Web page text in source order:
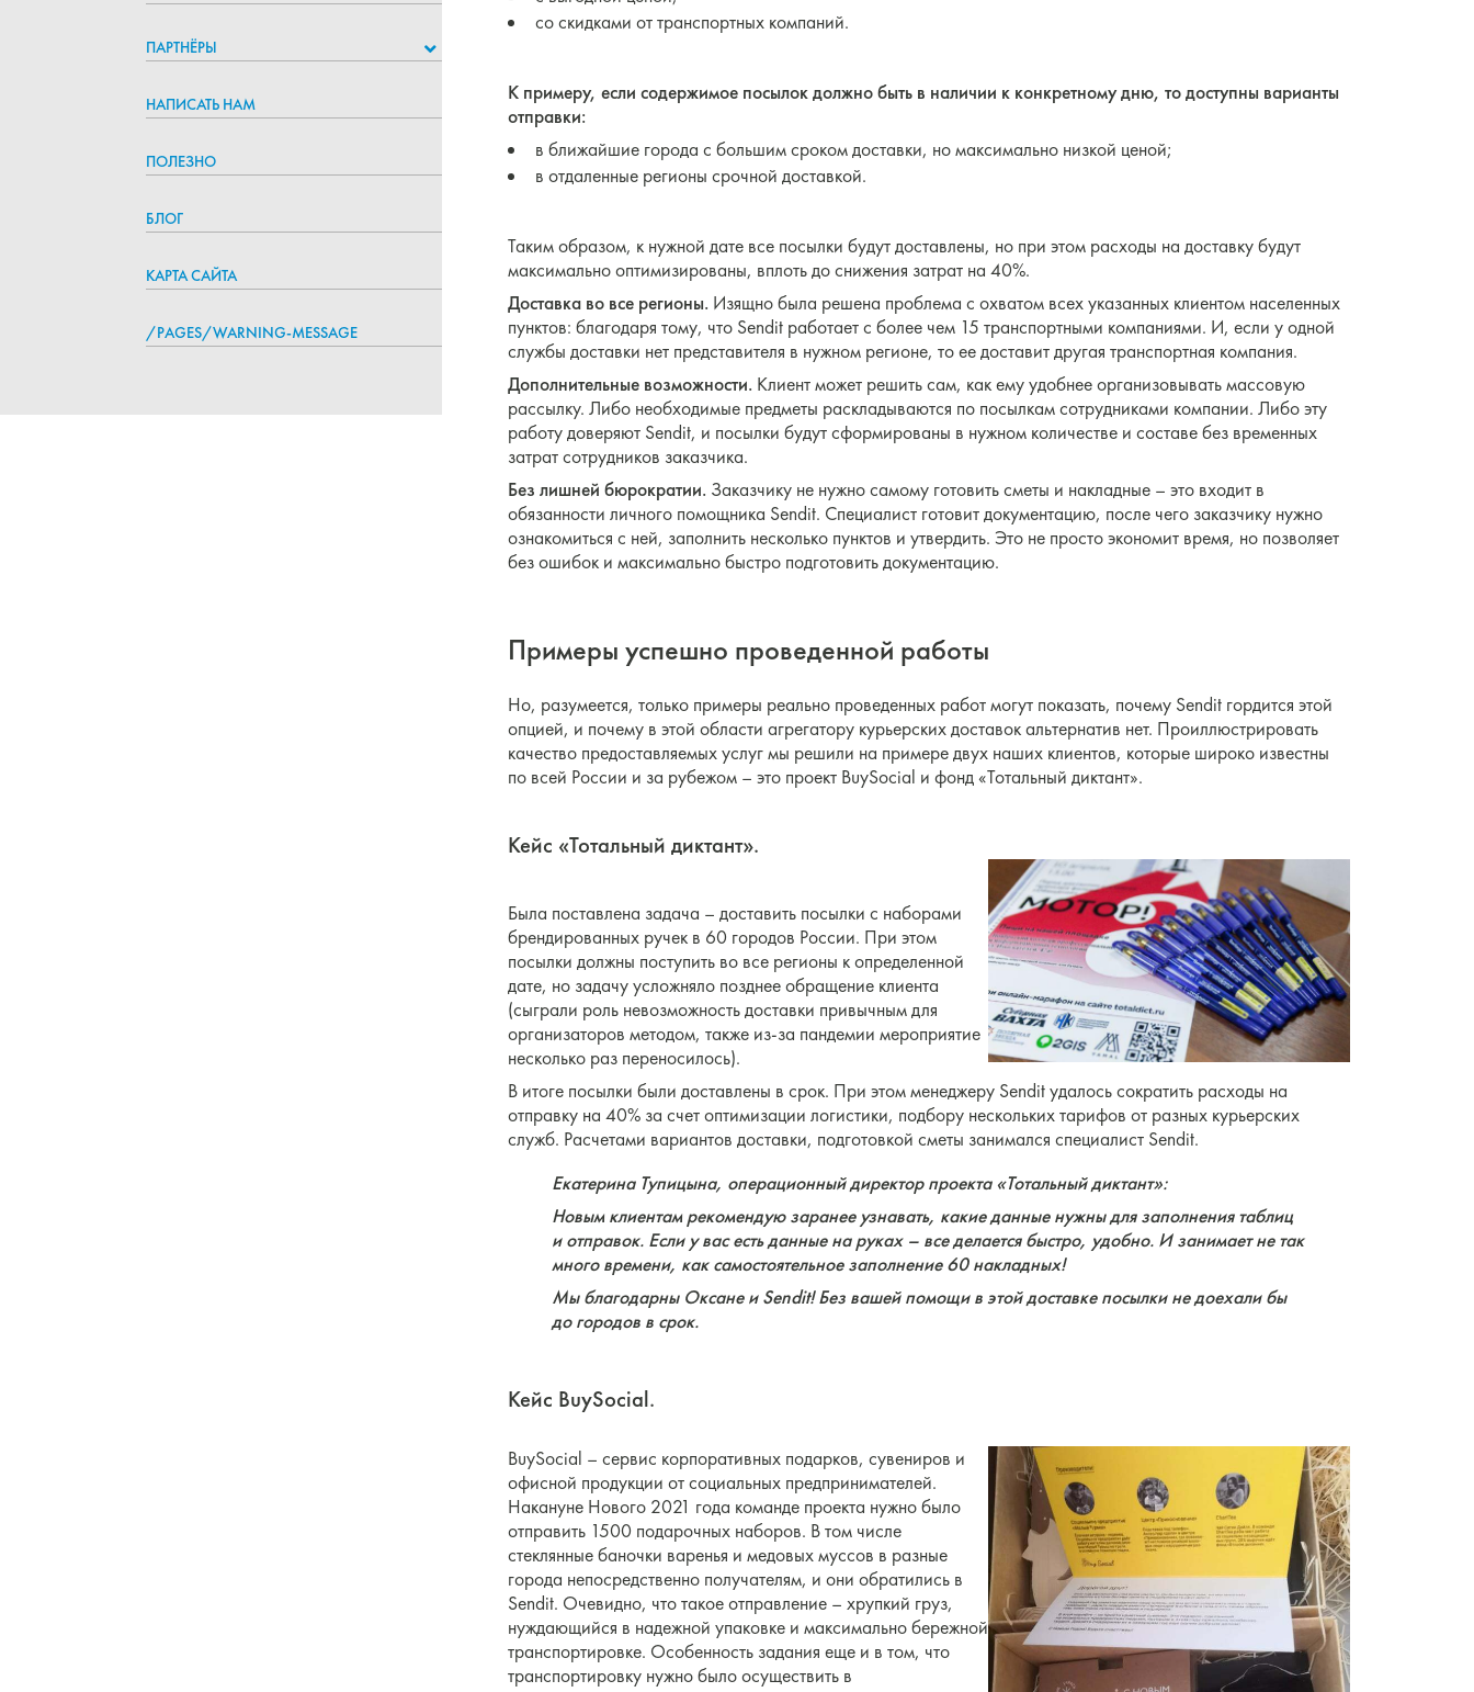
ПАРТНЁРЫ
НАПИСАТЬ НАМ
ПОЛЕЗНО
БЛОГ
КАРТА САЙТА
/PAGES/WARNING-MESSAGE
со скидками от транспортных компаний.
К примеру, если содержимое посылок должно быть в наличии к конкретному дню, то доступны варианты
отправки:
в ближайшие города с большим сроком доставки, но максимально низкой ценой;
в отдаленные регионы срочной доставкой.
Таким образом, к нужной дате все посылки будут доставлены, но при этом расходы на доставку будут
максимально оптимизированы, вплоть до снижения затрат на 40%.
Доставка во все регионы. Изящно была решена проблема с охватом всех указанных клиентом населенных
пунктов: благодаря тому, что Sendit работает с более чем 15 транспортными компаниями. И, если у одной
службы доставки нет представителя в нужном регионе, то ее доставит другая транспортная компания.
Дополнительные возможности. Клиент может решить сам, как ему удобнее организовывать массовую
рассылку. Либо необходимые предметы раскладываются по посылкам сотрудниками компании. Либо эту
работу доверяют Sendit, и посылки будут сформированы в нужном количестве и составе без временных
затрат сотрудников заказчика.
Без лишней бюрократии. Заказчику не нужно самому готовить сметы и накладные – это входит в
обязанности личного помощника Sendit. Специалист готовит документацию, после чего заказчику нужно
ознакомиться с ней, заполнить несколько пунктов и утвердить. Это не просто экономит время, но позволяет
без ошибок и максимально быстро подготовить документацию.
Примеры успешно проведенной работы
Но, разумеется, только примеры реально проведенных работ могут показать, почему Sendit гордится этой
опцией, и почему в этой области агрегатору курьерских доставок альтернатив нет. Проиллюстрировать
качество предоставляемых услуг мы решили на примере двух наших клиентов, которые широко известны
по всей России и за рубежом – это проект BuySocial и фонд «Тотальный диктант».
Кейс «Тотальный диктант».
Была поставлена задача – доставить посылки с наборами
брендированных ручек в 60 городов России. При этом
посылки должны поступить во все регионы к определенной
дате, но задачу усложняло позднее обращение клиента
(сыграли роль невозможность доставки привычным для
организаторов методом, также из-за пандемии мероприятие
несколько раз переносилось).
В итоге посылки были доставлены в срок. При этом менеджеру Sendit удалось сократить расходы на
отправку на 40% за счет оптимизации логистики, подбору нескольких тарифов от разных курьерских
служб. Расчетами вариантов доставки, подготовкой сметы занимался специалист Sendit.
Екатерина Тупицына, операционный директор проекта «Тотальный диктант»:
Новым клиентам рекомендую заранее узнавать, какие данные нужны для заполнения таблиц
и отправок. Если у вас есть данные на руках – все делается быстро, удобно. И занимает не так
много времени, как самостоятельное заполнение 60 накладных!
Мы благодарны Оксане и Sendit! Без вашей помощи в этой доставке посылки не доехали бы
до городов в срок.
Кейс BuySocial.
BuySocial – сервис корпоративных подарков, сувениров и
офисной продукции от социальных предпринимателей.
Накануне Нового 2021 года команде проекта нужно было
отправить 1500 подарочных наборов. В том числе
стеклянные баночки варенья и медовых муссов в разные
города непосредственно получателям, и они обратились в
Sendit. Очевидно, что такое отправление – хрупкий груз,
нуждающийся в надежной упаковке и максимально бережной
транспортировке. Особенность задания еще и в том, что
транспортировку нужно было осуществить в